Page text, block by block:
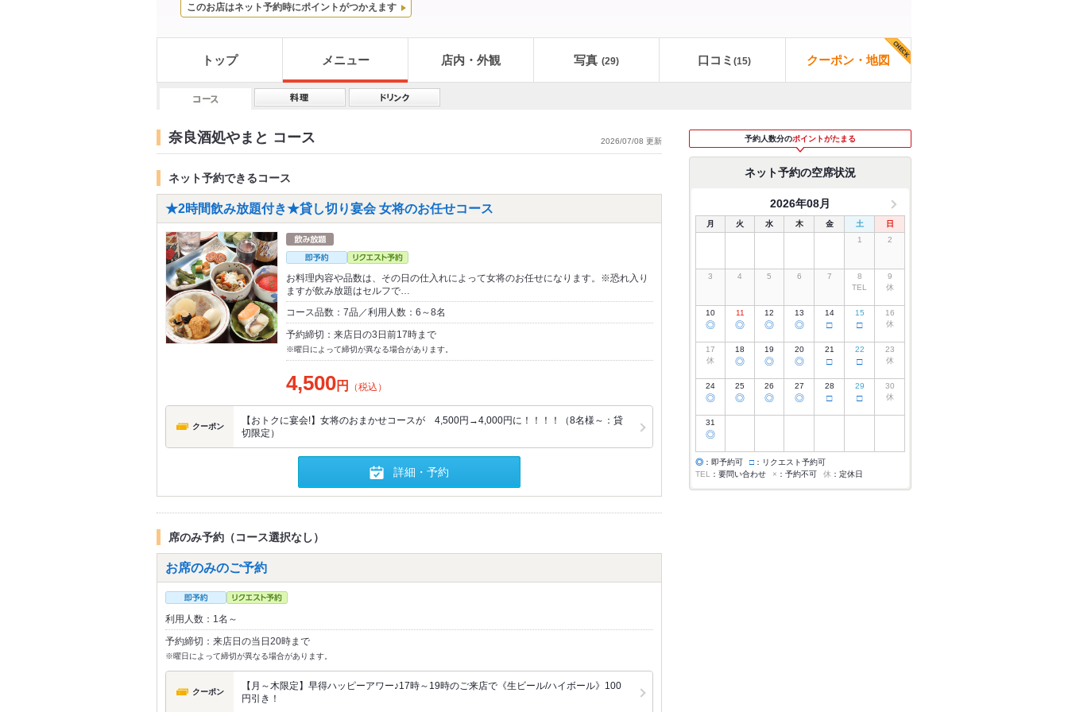
このお店はネット予約時にポイントがつかえます
トップ メニュー 店内・外観 写真 (29) 口コミ (15) クーポン・地図
奈良酒処やまと コース 2026/07/08 更新
ネット予約できるコース
★2時間飲み放題付き★貸し切り宴会 女将のお任せコース
お料理内容や品数は、その日の仕入れによって女将のお任せになります。※恐れ入り
ますが飲み放題はセルフで…
コース品数：7品／利用人数：6～8名
予約締切：来店日の3日前17時まで
※曜日によって締切が異なる場合があります。
4,500円 （税込）
クーポン
【おトクに宴会!】女将のおまかせコースが 4,500円→4,000円に！！！！（8名様～：貸
切限定）
詳細・予約
席のみ予約（コース選択なし）
お席のみのご予約
利用人数：1名～
予約締切：来店日の当日20時まで
※曜日によって締切が異なる場合があります。
クーポン
【月～木限定】早得ハッピーアワー♪17時～19時のご来店で《生ビール/ハイボール》100
円引き！
予約人数分のポイントがたまる
ネット予約の空席状況
2026年08月
月 火 水 木 金 土
日
1
2
3 4 5 6 7
8
TEL
9
休
10
◎
11
◎
12
◎
13
◎
14
□
15
□
16
休
17
休
18
◎
19
◎
20
◎
21
□
22
□
23
休
24
◎
25
◎
26
◎
27
◎
28
□
29
□
30
休
31
◎
◎ ：即予約可 □ ：リクエスト予約可
TEL
：要問い合わせ × ：予約不可 休 ：定休日